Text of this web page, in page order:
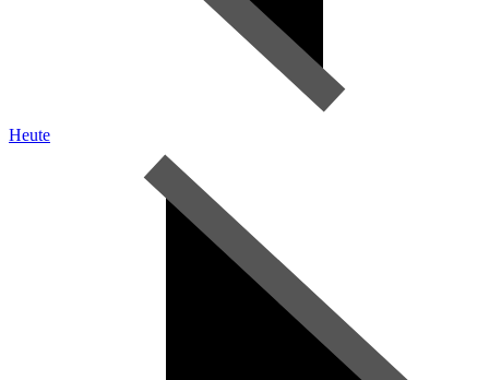
Heute